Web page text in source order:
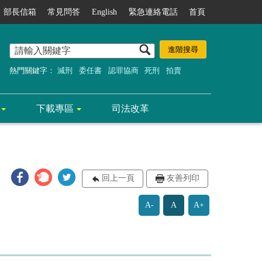
部長信箱 常見問答 English 緊急連絡電話 首頁
熱門關鍵字： 減刑 委任書 認罪協商 死刑 拍賣
下載專區 司法改革
回上一頁 友善列印
A- A A+